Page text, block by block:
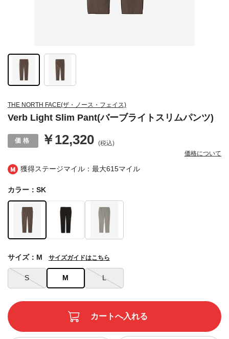
獲得ステージマイル：最大615マイル
THE NORTH FACE(ザ・ノース・フェイス)
Verb Light Slim Pant(バーブライトスリムパンツ)
￥12,320 (税込)
価格について
カラー：SK
S M L
サイズ：M サイズガイドはこちら